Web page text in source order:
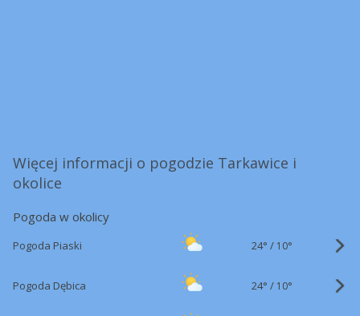
Więcej informacji o pogodzie Tarkawice i
okolice
Pogoda w okolicy
Pogoda Piaski 24° / 10°
Pogoda Dębica 24° / 10°